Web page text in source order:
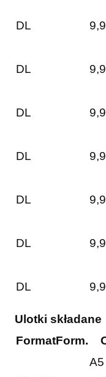
DL
DL
DL
DL
DL
DL
DL
Ulotki składane
FormatForm.
A5